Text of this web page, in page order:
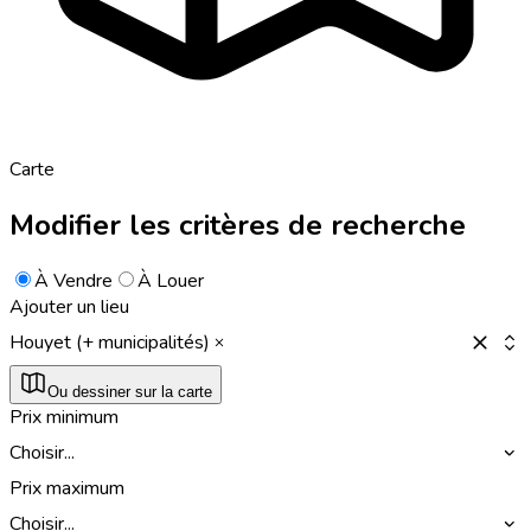
Carte
Modifier les critères de recherche
À Vendre
À Louer
Ajouter un lieu
Houyet (+ municipalités)
Ou dessiner sur la carte
Prix minimum
Choisir...
Prix maximum
Choisir...